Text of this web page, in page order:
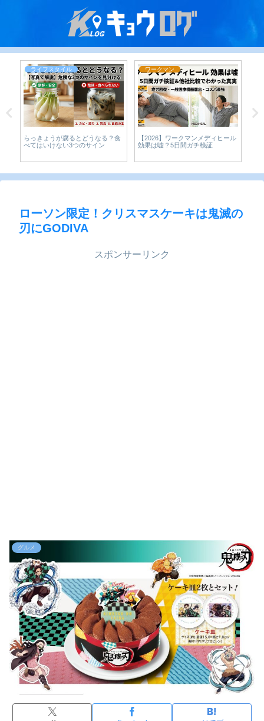
ライフスタイル
らっきょうが腐るとどうなる？食
べてはいけない3つのサイン
ワークマン
【2026】ワークマンメディヒール
効果は嘘？5日間ガチ検証
ローソン限定！クリスマスケーキは鬼滅の
刃にGODIVA
スポンサーリンク
グルメ